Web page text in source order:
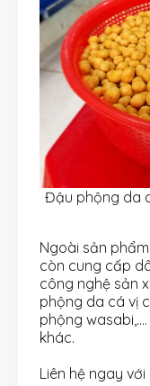
Đậu phộng da
Ngoài sản
còn cung cấp
công nghệ sản
phộng da cá vị
phộng
khác.
Liên hệ ngay